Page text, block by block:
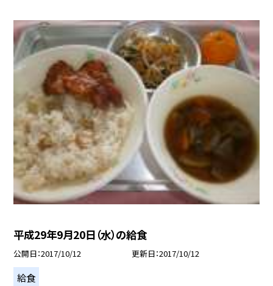
平成29年9月20日（水）の給食
公開日 2017/10/12 更新日 2017/10/12
給食